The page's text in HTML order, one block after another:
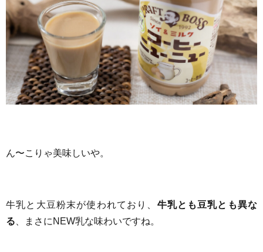
ん〜こりゃ美味しいや。
牛乳と大豆粉末が使われており、 牛乳とも豆乳とも異な
る 、まさにNEW乳な味わいですね。